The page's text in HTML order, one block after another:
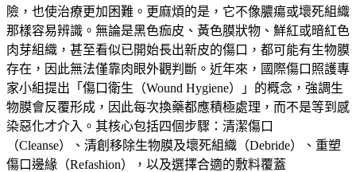
險，也使治療更加困難。更麻煩的是，它不像膿瘍或壞死組織
那樣容易辨識。無論是黑色痂皮、黃色膜狀物、鮮紅或暗紅色
肉芽組織，甚至看似已開始長出新皮的傷口，都可能有生物膜
存在，因此無法僅靠肉眼外觀判斷。近年來，國際傷口照護專
家小組提出「傷口衛生（Wound Hygiene）」的概念，強調生
物膜會反覆形成，因此每次換藥都應積極處理，而不是等到感
染惡化才介入。其核心包括四個步驟：清潔傷口
（Cleanse）、清創移除生物膜及壞死組織（Debride）、重塑
傷口邊緣（Refashion），以及選擇合適的敷料覆蓋